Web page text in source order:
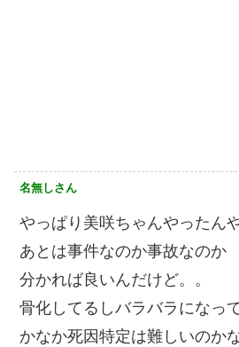
名無しさん
やっぱり美咲ちゃんやったん
あとは事件なのか事故なのか
分かれば良いんだけど。。
骨化してるしバラバラになっ
かなか死因特定は難しいのか